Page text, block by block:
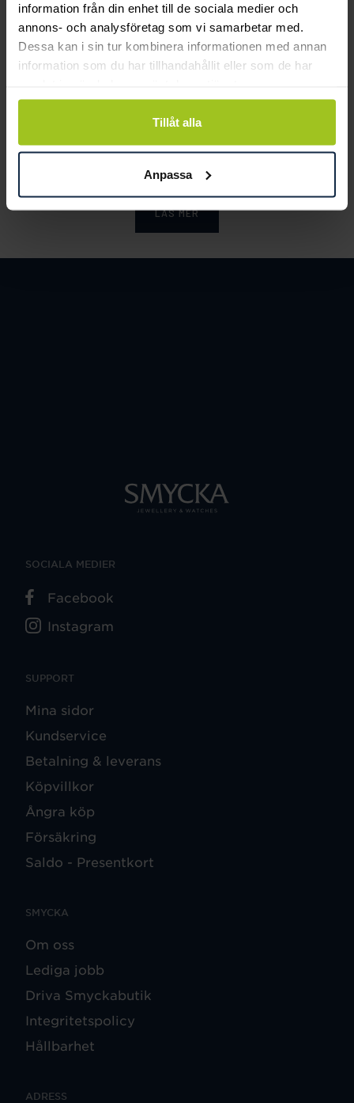
information från din enhet till de sociala medier och
annons- och analysföretag som vi samarbetar med.
Dessa kan i sin tur kombinera informationen med annan
information som du har tillhandahållit eller som de har
Tillåt alla
Anpassa
Ivory
Pris:349 kr
349 kr
Pris:2 399 kr
2 399 kr
LÄS MER
SUPPORT
Mina sidor
Kundservice
Betalning & leverans
Köpvillkor
Ångra köp
Försäkring
Saldo - Presentkort
SMYCKA
Om oss
Lediga jobb
Driva Smyckabutik
Integritetspolicy
Hållbarhet
ADRESS
SOCIALA MEDIER
Facebook
Instagram